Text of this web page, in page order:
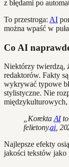
To przestroga: AI
można wpaść w
Co AI
Niektórzy twierdzą,
redaktorów. Fakty
wykrywać typowe
stylistyczne. Nie
„KorektaAIto
felietony.ai,
Najlepsze efekty
jakości tekstów jako